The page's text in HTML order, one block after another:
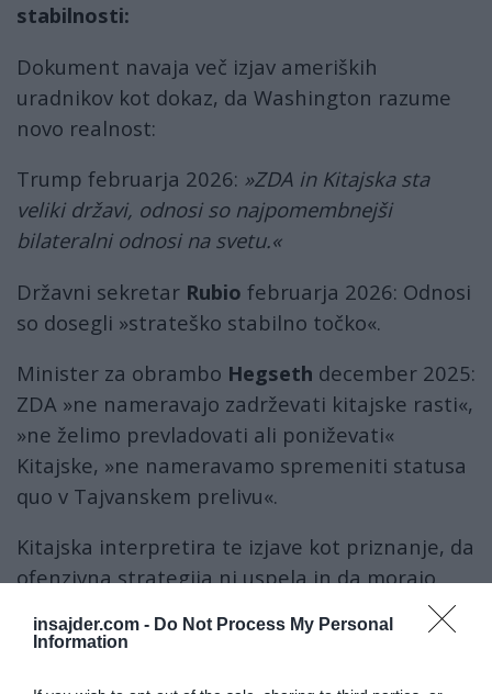
insajder.com - Do Not Process My Personal
Information
stabilnosti:
Dokument navaja več izjav ameriških
uradnikov kot dokaz, da Washington razume
novo realnost:
Trump februarja 2026: »ZDA in Kitajska sta
veliki državi, odnosi so najpomembnejši
bilateralni odnosi na svetu.«
Državni sekretar Rubio februarja 2026: Odnosi
so dosegli »strateško stabilno točko«.
Minister za obrambo Hegseth december 2025:
ZDA »ne nameravajo zadrževati kitajske rasti«,
»ne želimo prevladovati ali poniževati«
Kitajske, »ne nameravamo spremeniti statusa
quo v Tajvanskem prelivu«.
Kitajska interpretira te izjave kot priznanje, da
ofenzivna strategija ni uspela in da morajo